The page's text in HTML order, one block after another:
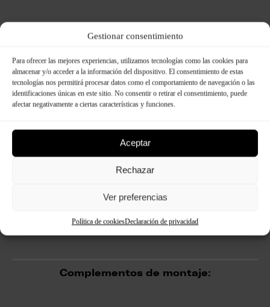
Gestionar consentimiento
Para ofrecer las mejores experiencias, utilizamos tecnologías como las cookies para
almacenar y/o acceder a la información del dispositivo. El consentimiento de estas
tecnologías nos permitirá procesar datos como el comportamiento de navegación o las
identificaciones únicas en este sitio. No consentir o retirar el consentimiento, puede
afectar negativamente a ciertas características y funciones.
Aceptar
Rechazar
Ver preferencias
Política de cookiesDeclaración de privacidad
Complementos de montaje: